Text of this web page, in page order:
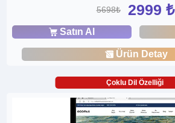
5698₺ 2999 ₺
Satın Al
Ürün Detay
Çoklu Dil Özelliği